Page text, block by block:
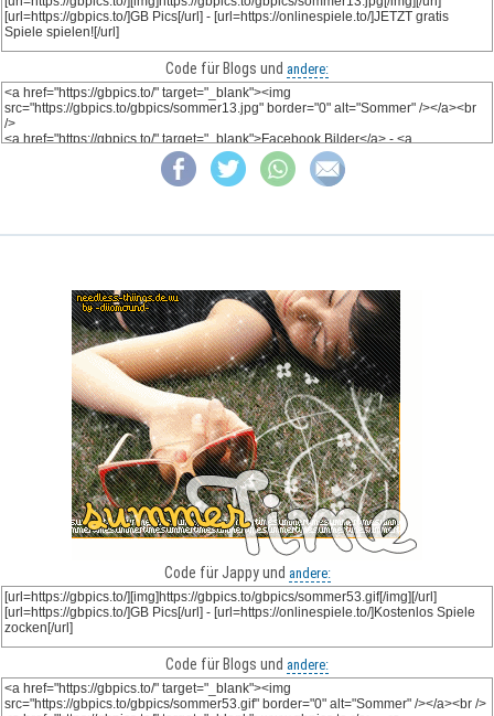
Code für Blogs und andere:
Code für Jappy und andere:
Code für Blogs und andere: